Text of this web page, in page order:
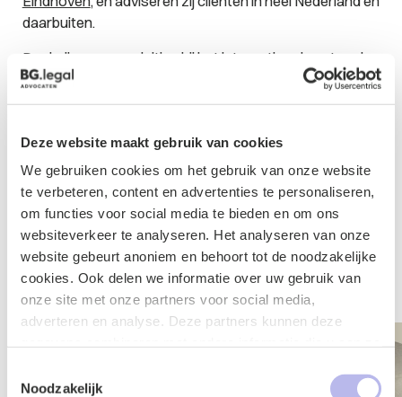
Deze website maakt gebruik van cookies
We gebruiken cookies om het gebruik van onze website
te verbeteren, content en advertenties te personaliseren,
om functies voor social media te bieden en om ons
websiteverkeer te analyseren. Het analyseren van onze
website gebeurt anoniem en behoort tot de noodzakelijke
cookies. Ook delen we informatie over uw gebruik van
onze site met onze partners voor social media,
adverteren en analyse. Deze partners kunnen deze
uw gebruik van hun services.
Noodzakelijk
daarbuiten.
Dankzij onze aansluiting bij het internationale netwerk
Consulegis, staan we in nauw contact met advocaten
en accountants in 40 landen. We werken samen met
juridische actualiteiten in een ander land. Uitdaging over
de grens? We’ve got your back.
Onze mensen